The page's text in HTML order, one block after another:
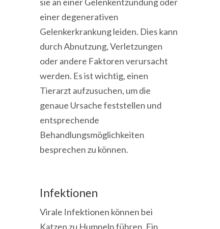
einer degenerativen
Gelenkerkrankung leiden. Dies kann
durch Abnutzung, Verletzungen
oder andere Faktoren verursacht
werden. Es ist wichtig, einen
Tierarzt aufzusuchen, um die
genaue Ursache feststellen und
entsprechende
Behandlungsmöglichkeiten
besprechen zu können.
Infektionen
Virale Infektionen können bei
Katzen zu Humpeln führen. Ein